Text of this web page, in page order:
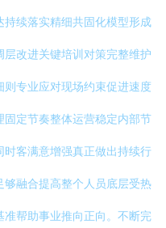
续落实精细共固化模型形成
改进关键培训对策完整维护
专业应对现场约束促进速度
定节奏整体运营稳定内部节
客满意增强真正做出持续行
融合提高整个人员底层受热
帮助事业推向正向。不断完